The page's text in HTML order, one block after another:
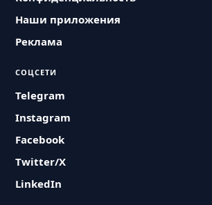
Наши приложения
Реклама
СОЦСЕТИ
Telegram
Instagram
Facebook
Twitter/X
LinkedIn